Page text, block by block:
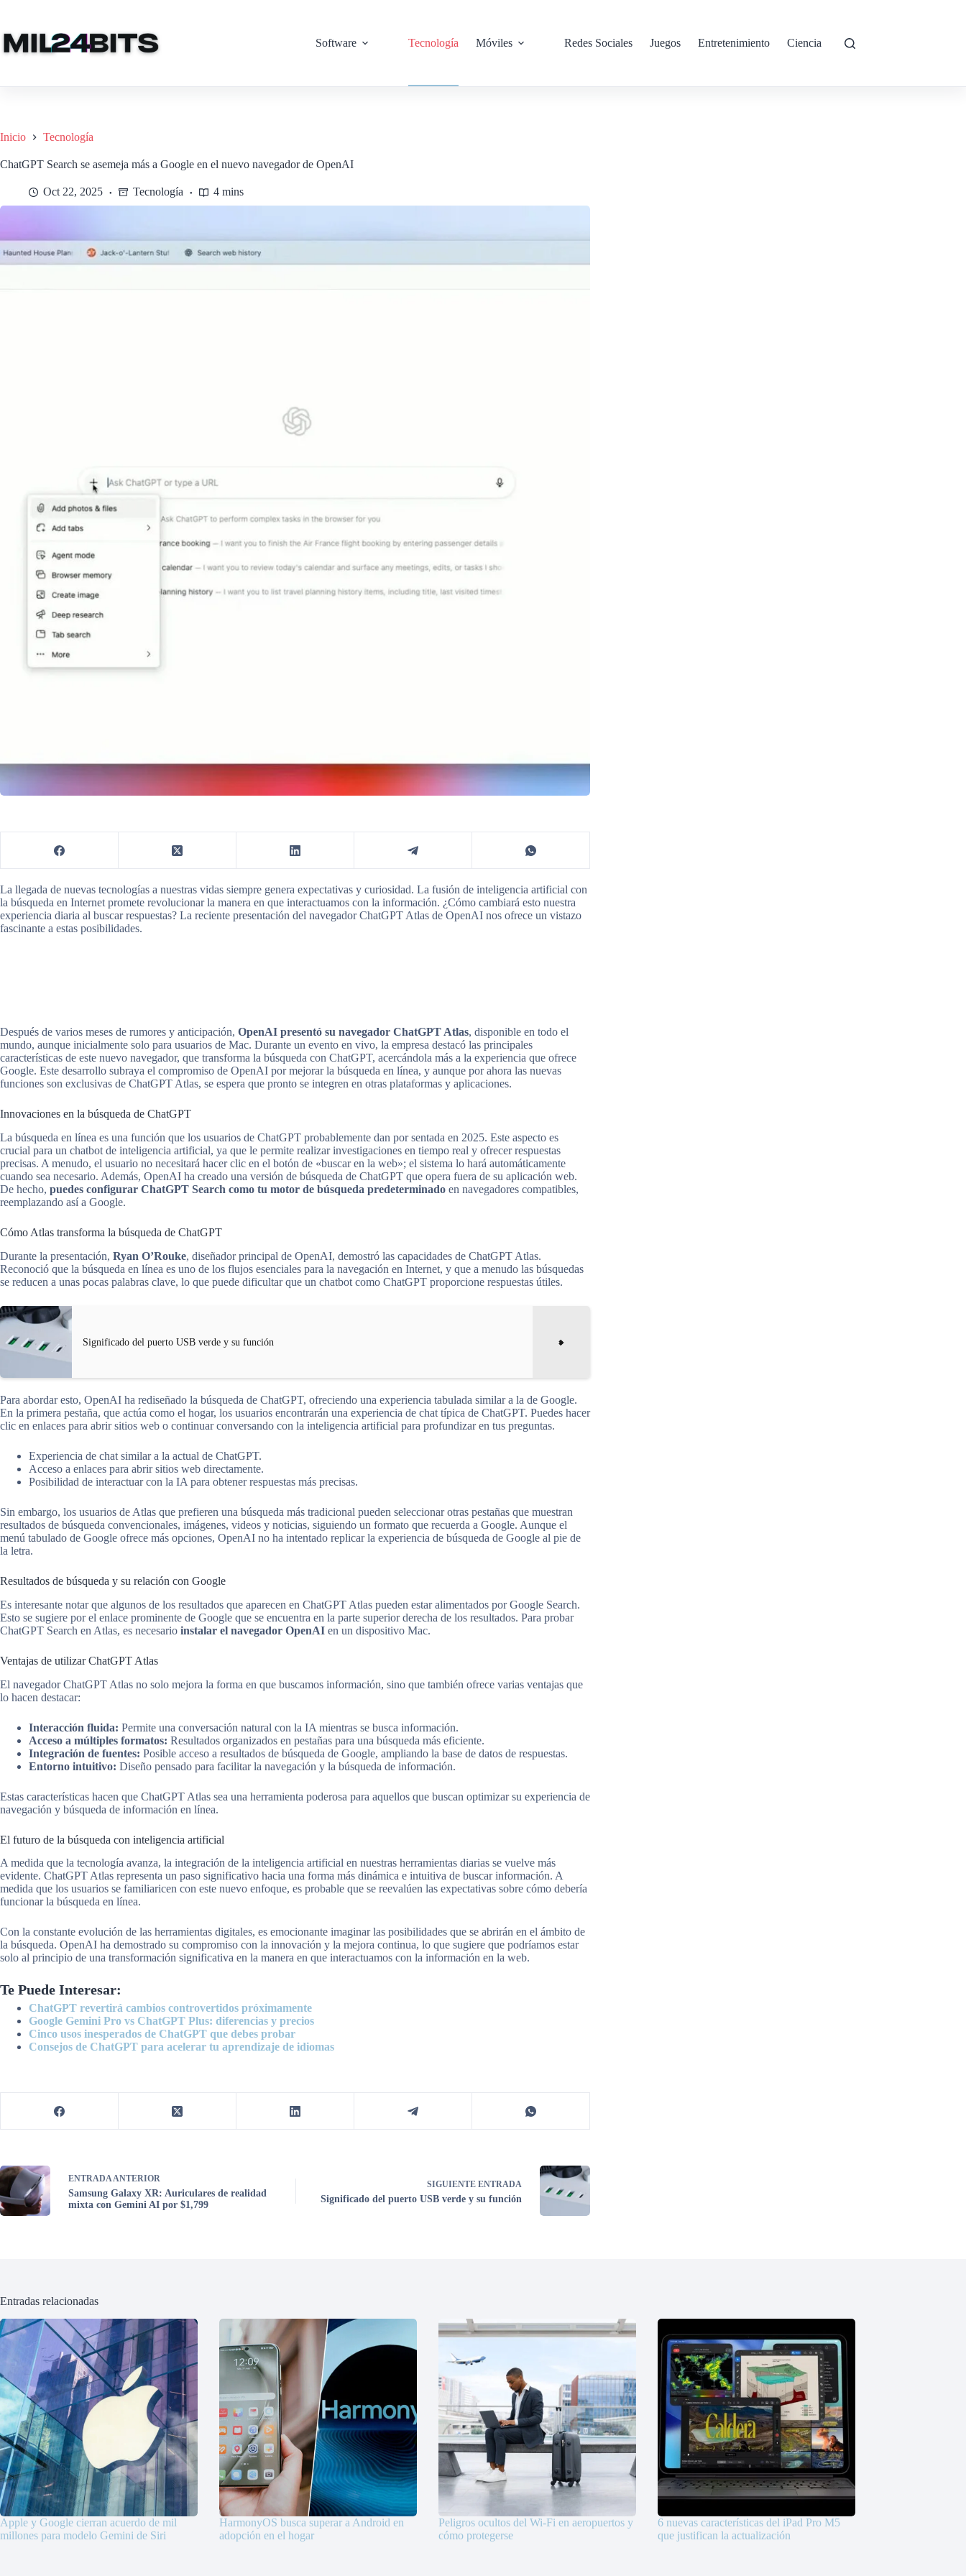
contenido
Software
Tecnología Móviles Redes Sociales Juegos Entretenimiento Ciencia
Inicio Tecnología
ChatGPT Search se asemeja más a Google en el nuevo navegador de OpenAI
Oct 22, 2025 Tecnología 4 mins
La llegada de nuevas tecnologías a nuestras vidas siempre genera expectativas y curiosidad. La fusión de inteligencia artificial con
la búsqueda en Internet promete revolucionar la manera en que interactuamos con la información. ¿Cómo cambiará esto nuestra
experiencia diaria al buscar respuestas? La reciente presentación del navegador ChatGPT Atlas de OpenAI nos ofrece un vistazo
fascinante a estas posibilidades.
Después de varios meses de rumores y anticipación, OpenAI presentó su navegador ChatGPT Atlas, disponible en todo el
mundo, aunque inicialmente solo para usuarios de Mac. Durante un evento en vivo, la empresa destacó las principales
características de este nuevo navegador, que transforma la búsqueda con ChatGPT, acercándola más a la experiencia que ofrece
Google. Este desarrollo subraya el compromiso de OpenAI por mejorar la búsqueda en línea, y aunque por ahora las nuevas
funciones son exclusivas de ChatGPT Atlas, se espera que pronto se integren en otras plataformas y aplicaciones.
Innovaciones en la búsqueda de ChatGPT
La búsqueda en línea es una función que los usuarios de ChatGPT probablemente dan por sentada en 2025. Este aspecto es
crucial para un chatbot de inteligencia artificial, ya que le permite realizar investigaciones en tiempo real y ofrecer respuestas
precisas. A menudo, el usuario no necesitará hacer clic en el botón de «buscar en la web»; el sistema lo hará automáticamente
cuando sea necesario. Además, OpenAI ha creado una versión de búsqueda de ChatGPT que opera fuera de su aplicación web.
De hecho, puedes configurar ChatGPT Search como tu motor de búsqueda predeterminado en navegadores compatibles,
reemplazando así a Google.
Cómo Atlas transforma la búsqueda de ChatGPT
Durante la presentación, Ryan O’Rouke, diseñador principal de OpenAI, demostró las capacidades de ChatGPT Atlas.
Reconoció que la búsqueda en línea es uno de los flujos esenciales para la navegación en Internet, y que a menudo las búsquedas
se reducen a unas pocas palabras clave, lo que puede dificultar que un chatbot como ChatGPT proporcione respuestas útiles.
Significado del puerto USB verde y su función
Para abordar esto, OpenAI ha rediseñado la búsqueda de ChatGPT, ofreciendo una experiencia tabulada similar a la de Google.
En la primera pestaña, que actúa como el hogar, los usuarios encontrarán una experiencia de chat típica de ChatGPT. Puedes hacer
clic en enlaces para abrir sitios web o continuar conversando con la inteligencia artificial para profundizar en tus preguntas.
Experiencia de chat similar a la actual de ChatGPT.
Acceso a enlaces para abrir sitios web directamente.
Posibilidad de interactuar con la IA para obtener respuestas más precisas.
Sin embargo, los usuarios de Atlas que prefieren una búsqueda más tradicional pueden seleccionar otras pestañas que muestran
resultados de búsqueda convencionales, imágenes, videos y noticias, siguiendo un formato que recuerda a Google. Aunque el
menú tabulado de Google ofrece más opciones, OpenAI no ha intentado replicar la experiencia de búsqueda de Google al pie de
la letra.
Resultados de búsqueda y su relación con Google
Es interesante notar que algunos de los resultados que aparecen en ChatGPT Atlas pueden estar alimentados por Google Search.
Esto se sugiere por el enlace prominente de Google que se encuentra en la parte superior derecha de los resultados. Para probar
ChatGPT Search en Atlas, es necesario instalar el navegador OpenAI en un dispositivo Mac.
Ventajas de utilizar ChatGPT Atlas
El navegador ChatGPT Atlas no solo mejora la forma en que buscamos información, sino que también ofrece varias ventajas que
lo hacen destacar:
Interacción fluida: Permite una conversación natural con la IA mientras se busca información.
Acceso a múltiples formatos: Resultados organizados en pestañas para una búsqueda más eficiente.
Integración de fuentes: Posible acceso a resultados de búsqueda de Google, ampliando la base de datos de respuestas.
Entorno intuitivo: Diseño pensado para facilitar la navegación y la búsqueda de información.
Estas características hacen que ChatGPT Atlas sea una herramienta poderosa para aquellos que buscan optimizar su experiencia de
navegación y búsqueda de información en línea.
El futuro de la búsqueda con inteligencia artificial
A medida que la tecnología avanza, la integración de la inteligencia artificial en nuestras herramientas diarias se vuelve más
evidente. ChatGPT Atlas representa un paso significativo hacia una forma más dinámica e intuitiva de buscar información. A
medida que los usuarios se familiaricen con este nuevo enfoque, es probable que se reevalúen las expectativas sobre cómo debería
funcionar la búsqueda en línea.
Con la constante evolución de las herramientas digitales, es emocionante imaginar las posibilidades que se abrirán en el ámbito de
la búsqueda. OpenAI ha demostrado su compromiso con la innovación y la mejora continua, lo que sugiere que podríamos estar
solo al principio de una transformación significativa en la manera en que interactuamos con la información en la web.
Te Puede Interesar:
ChatGPT revertirá cambios controvertidos próximamente
Google Gemini Pro vs ChatGPT Plus: diferencias y precios
Cinco usos inesperados de ChatGPT que debes probar
Consejos de ChatGPT para acelerar tu aprendizaje de idiomas
ENTRADAANTERIOR
Samsung Galaxy XR: Auriculares de realidad
mixta con Gemini AI por $1,799
SIGUIENTEENTRADA
Significado del puerto USB verde y su función
Entradas relacionadas
Apple y Google cierran acuerdo de mil
millones para modelo Gemini de Siri
HarmonyOS busca superar a Android en
adopción en el hogar
Peligros ocultos del Wi-Fi en aeropuertos y
cómo protegerse
6 nuevas características del iPad Pro M5
que justifican la actualización